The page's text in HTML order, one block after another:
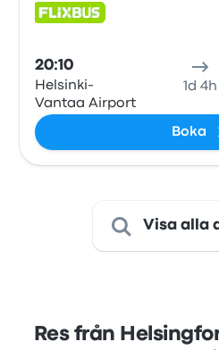
20:10
Helsinki-
Vantaa Airport
1d 4h
Boka
Visa alla
Res från